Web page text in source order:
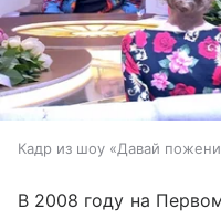
Кадр из шоу «Давай
В 2008 году на